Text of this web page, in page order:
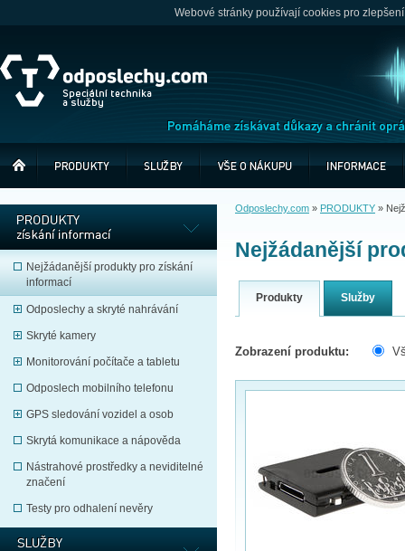
Webové stránky používají cookies pro
Nejžádanější produkty pro získání
informací
Odposlechy a skryté nahrávání
Skryté kamery
Monitorování počítače a tabletu
Odposlech mobilního telefonu
GPS sledování vozidel a osob
Skrytá komunikace a nápověda
Nástrahové prostředky a neviditelné
značení
Testy pro odhalení nevěry
Odposlechy.com » PRODUKTY »
Nejžádanější
Produkty Služby
Zobrazení produktu: